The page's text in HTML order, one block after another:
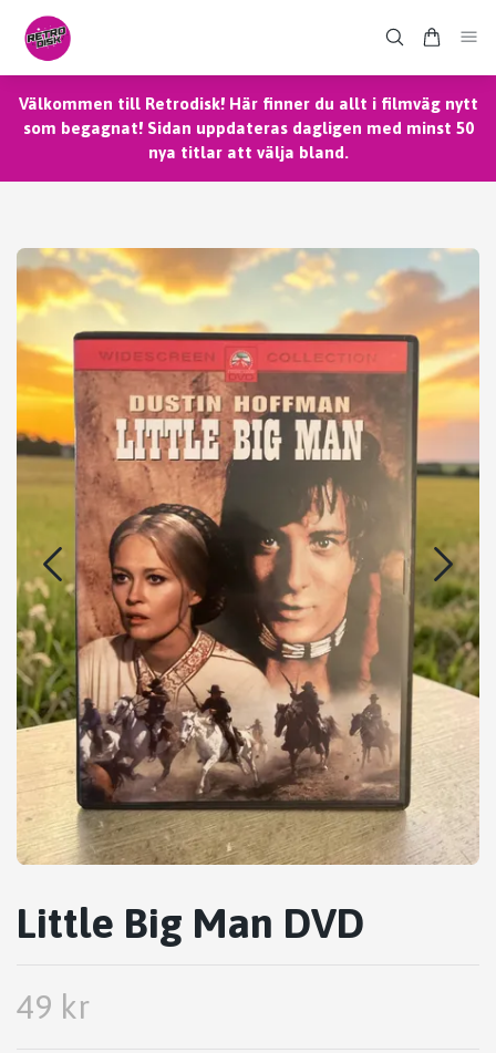
Välkommen till Retrodisk! Här finner du allt i filmväg nytt
som begagnat! Sidan uppdateras dagligen med minst 50
nya titlar att välja bland.
Little Big Man DVD
49 kr